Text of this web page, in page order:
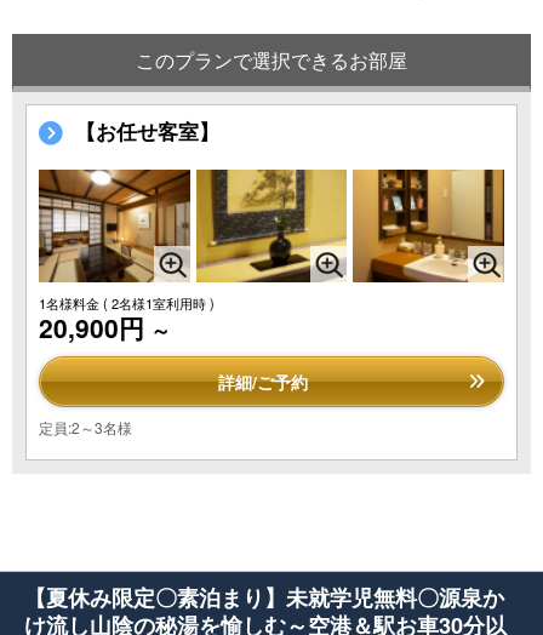
このプランで選択できるお部屋
【お任せ客室】
1名様料金( 2名様1室利用時 )
20,900円 ～
詳細/ご予約
定員:2～3名様
【夏休み限定〇素泊まり】未就学児無料〇源泉か
け流し山陰の秘湯を愉しむ～空港＆駅お車30分以